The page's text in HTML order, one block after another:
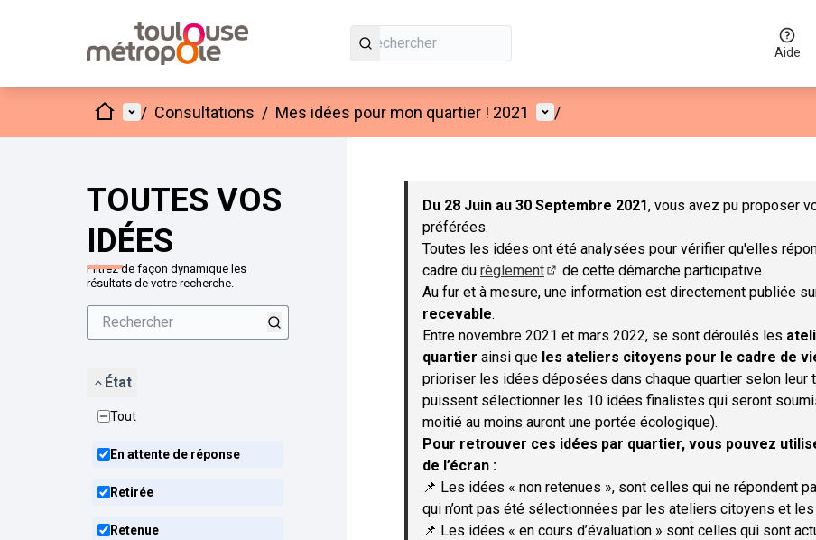
Aide
AccueilMenu principal
/ Consultations / Mes idées pour mon quartier ! 2021 Menu utilisateur
/
TOUTES VOS
IDÉES
Filtrez de façon dynamique les
résultats de votre recherche.
État
Tout
En attente de réponse
Retirée
Retenue
Passer la carte
Du 28 Juin au 30 Septembre 2021, vous avez pu proposer
préférées.
Toutes les idées ont été analysées pour vérifier qu'elles
cadre du règlement
(S'ouvre dans un nouvel onglet)
de cette démarche participative.
Au fur et à mesure, une information est directement publiée
recevable.
Entre novembre 2021 et mars 2022, se sont déroulés les
quartier ainsi que les ateliers citoyens pour le cadre de
prioriser les idées déposées dans chaque quartier selon leur
puissent sélectionner les 10 idées finalistes qui seront
moitié au moins auront une portée écologique).
Pour retrouver ces idées par quartier, vous pouvez
de l’écran :
📌 Les idées « non retenues », sont celles qui ne répondent
qui n’ont pas été sélectionnées par les ateliers citoyens et les
📌 Les idées « en cours d’évaluation » sont celles qui sont